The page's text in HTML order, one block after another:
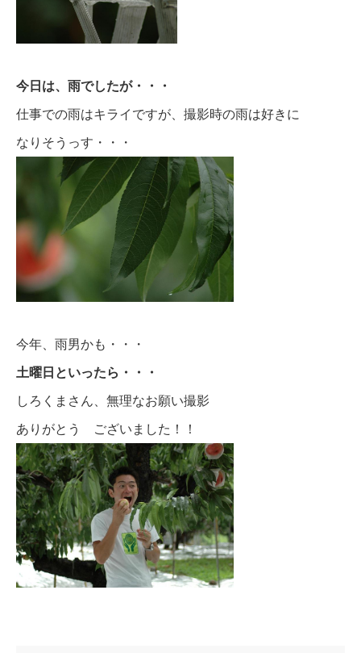
今日は、雨でしたが・・・
仕事での雨はキライですが、撮影時の雨は好きに
なりそうっす・・・
今年、雨男かも・・・
土曜日といったら・・・
しろくまさん、無理なお願い撮影
ありがとう ございました！！